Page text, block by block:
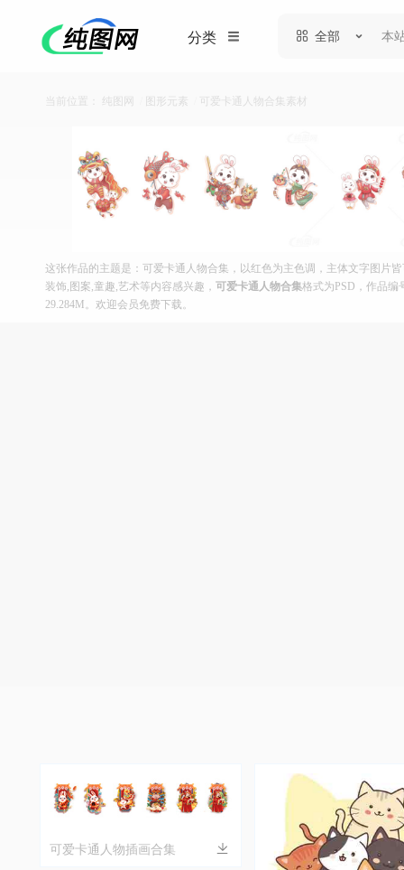
分类 全部
当前位置： 纯图网 图形元素 可爱卡通人物合集素材
这张作品的主题是：可爱卡通人物合集，以红色为主色调，主体文字图片
装饰,图案,童趣,艺术等内容感兴趣， 可爱卡通人物合集格式为PSD，作品编
29.284M。欢迎会员免费下载。
可爱卡通人物插画合集